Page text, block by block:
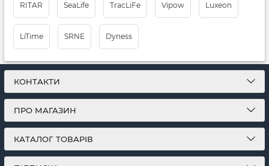
RITAR SeaLife TracLiFe Vipow Luxeon
LiTimе SRNE Dyness
КОНТАКТИ
ПРО МАГАЗИН
КАТАЛОГ ТОВАРІВ